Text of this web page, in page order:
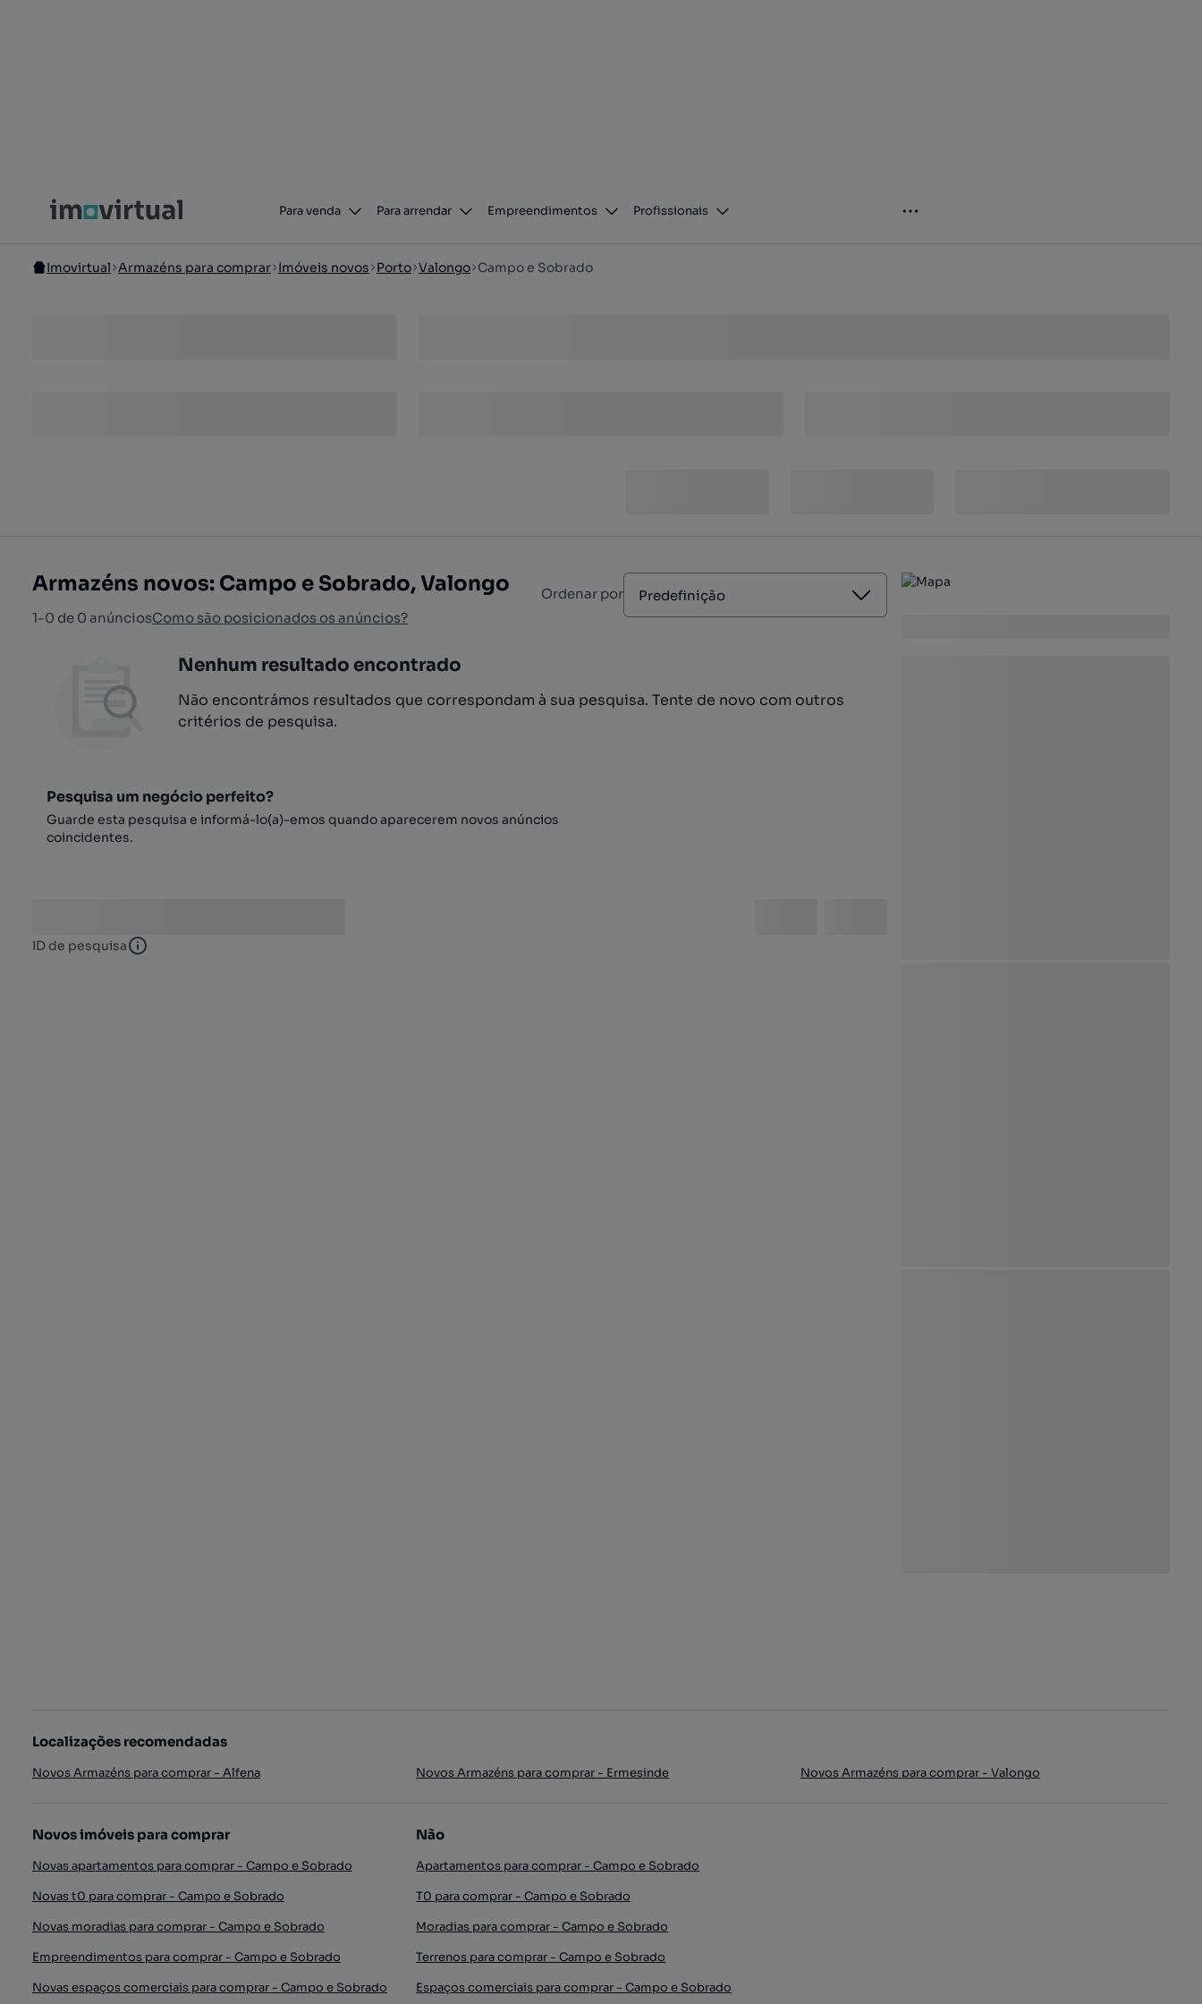
Para venda Para arrendar Empreendimentos Profissionais
Imovirtual Armazéns para comprar Imóveis novos Porto Valongo Campo e Sobrado
Armazéns novos: Campo e Sobrado, Valongo
1-0 de 0 anúnciosComo são posicionados os anúncios?
Ordenar por Predefinição
Nenhum resultado encontrado
Não encontrámos resultados que correspondam à sua pesquisa. Tente de novo com outros
critérios de pesquisa.
Pesquisa um negócio perfeito?
Guarde esta pesquisa e informá-lo(a)-emos quando aparecerem novos anúncios
coincidentes.
ID de pesquisa ID de pesquisa
Localizações recomendadas
Novos Armazéns para comprar - Alfena Novos Armazéns para comprar - Ermesinde Novos Armazéns para comprar - Valongo
Novos imóveis para comprar
Novas apartamentos para comprar - Campo e Sobrado
Novas t0 para comprar - Campo e Sobrado
Novas moradias para comprar - Campo e Sobrado
Empreendimentos para comprar - Campo e Sobrado
Novas espaços comerciais para comprar - Campo e Sobrado
Não
Apartamentos para comprar - Campo e Sobrado
T0 para comprar - Campo e Sobrado
Moradias para comprar - Campo e Sobrado
Terrenos para comprar - Campo e Sobrado
Espaços comerciais para comprar - Campo e Sobrado